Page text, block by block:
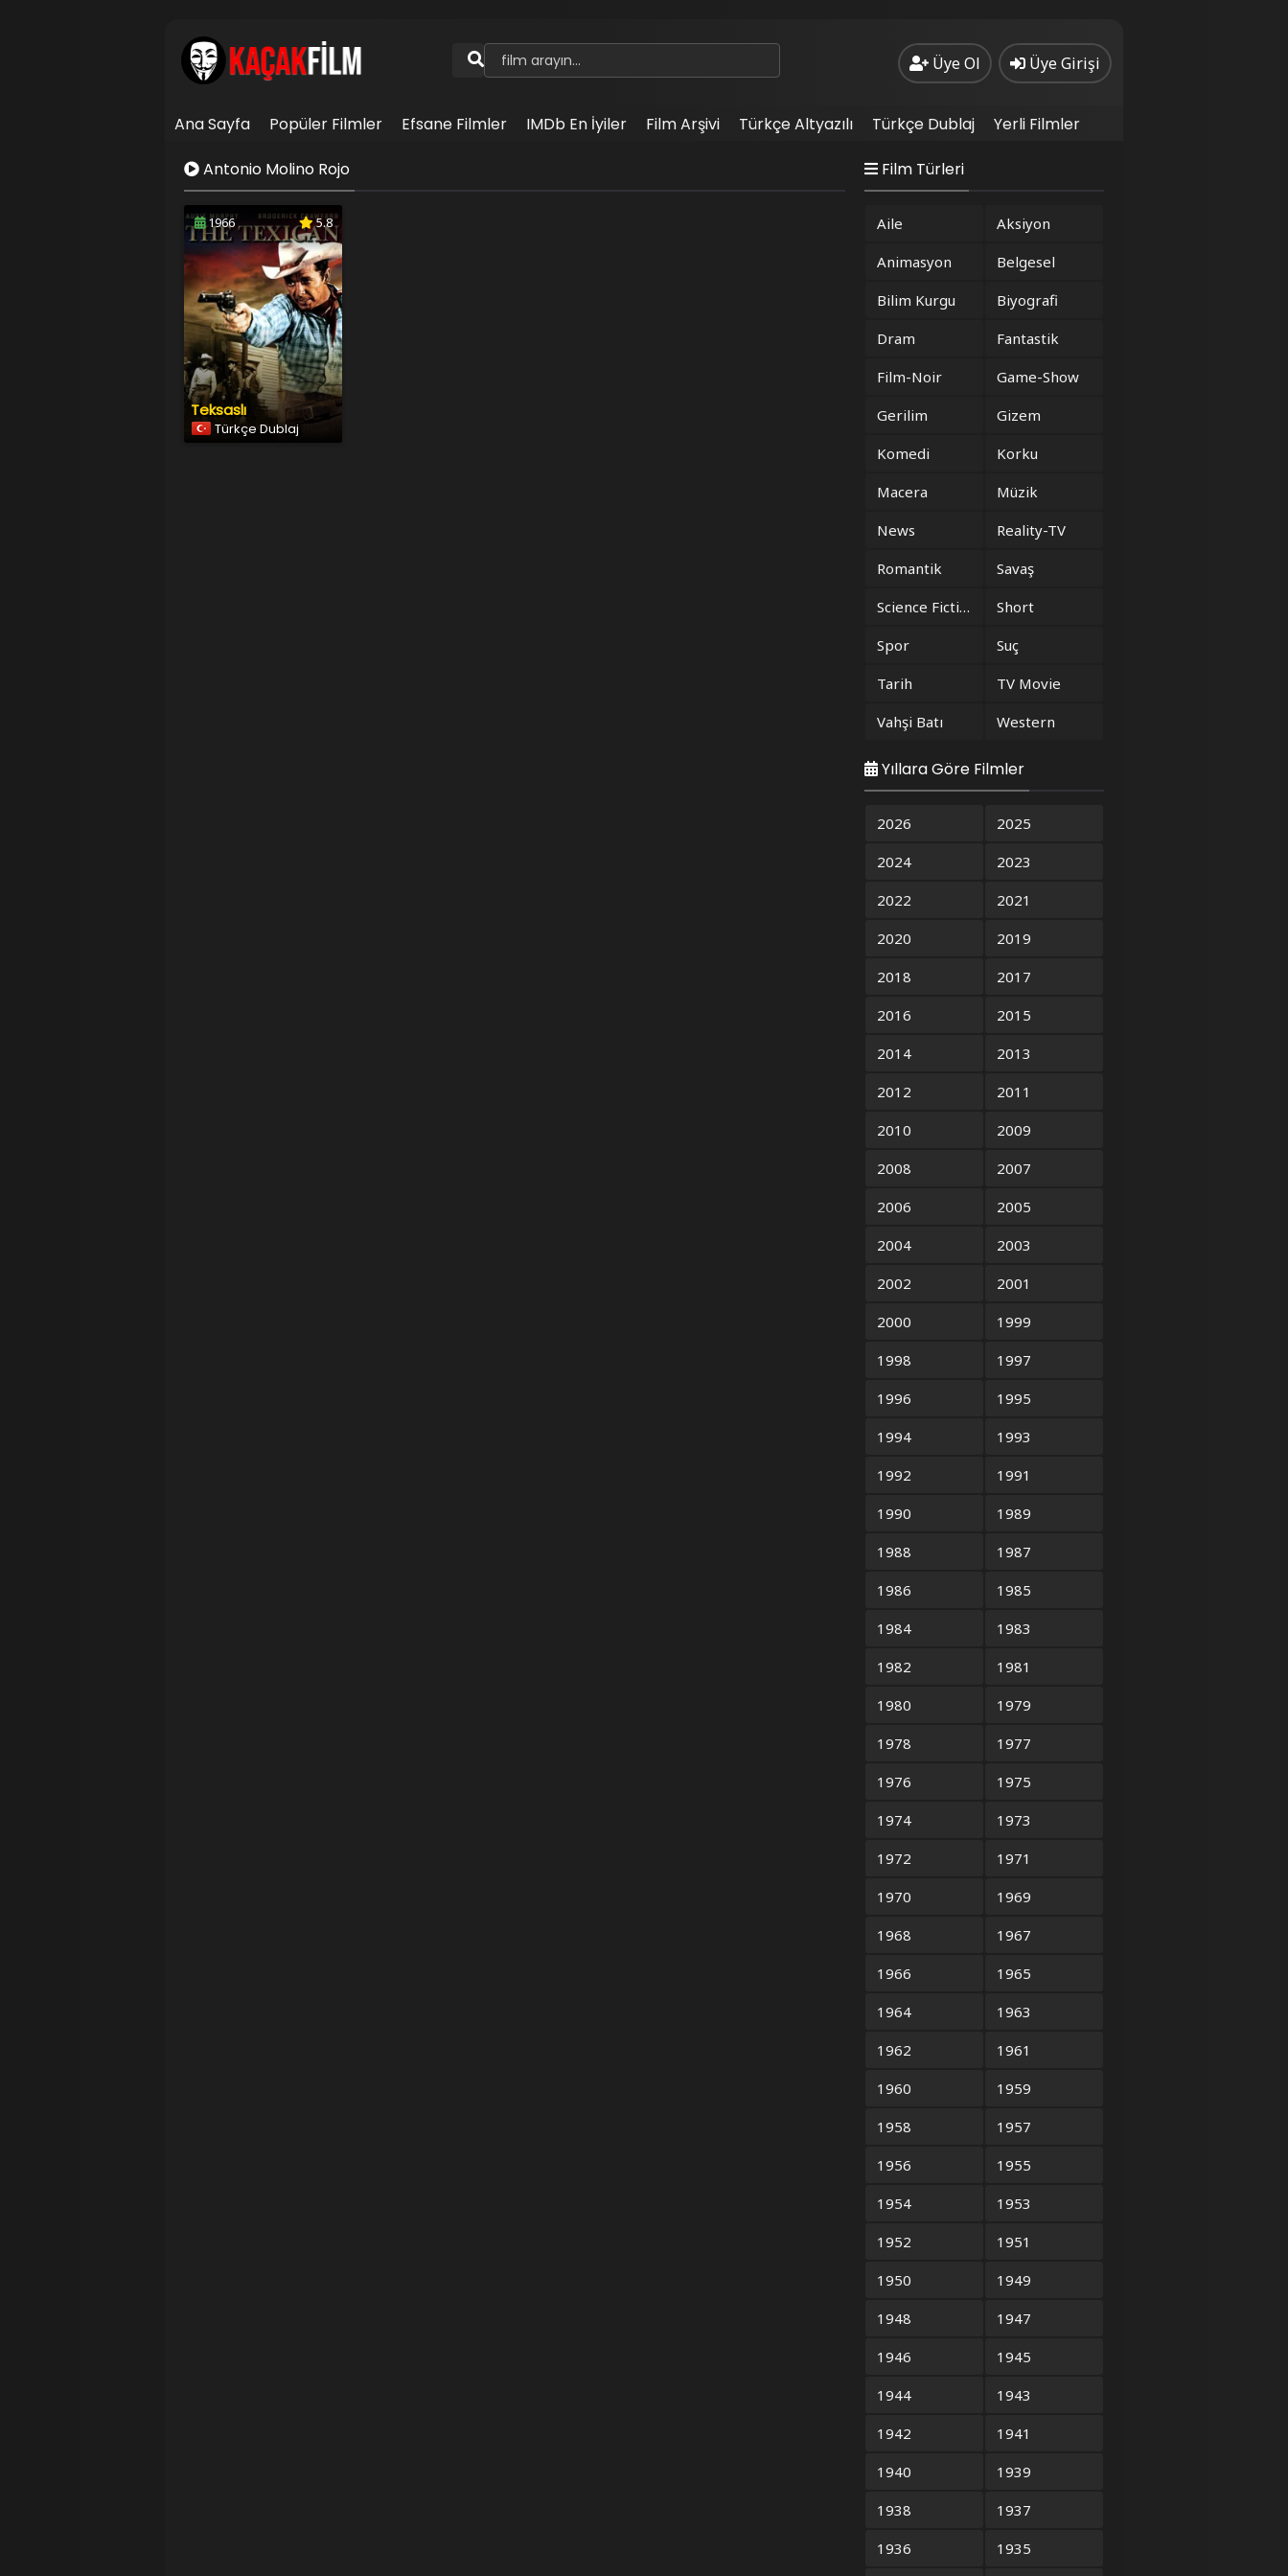
Üye Ol Üye Girişi
Ana Sayfa Popüler Filmler Efsane Filmler IMDb En İyiler Film Arşivi Türkçe Altyazılı Türkçe Dublaj
Yerli Filmler
İletişim
Antonio Molino Rojo
1966 5.8
Teksaslı
Türkçe Dublaj
Film Türleri
Aile
Aksiyon
Animasyon
Belgesel
Bilim Kurgu
Biyografi
Dram
Fantastik
Film-Noir
Game-Show
Gerilim
Gizem
Komedi
Korku
Macera
Müzik
News
Reality-TV
Romantik
Savaş
Science Fiction
Short
Spor
Suç
Tarih
TV Movie
Vahşi Batı
Western
Yıllara Göre Filmler
2026
2025
2024
2023
2022
2021
2020
2019
2018
2017
2016
2015
2014
2013
2012
2011
2010
2009
2008
2007
2006
2005
2004
2003
2002
2001
2000
1999
1998
1997
1996
1995
1994
1993
1992
1991
1990
1989
1988
1987
1986
1985
1984
1983
1982
1981
1980
1979
1978
1977
1976
1975
1974
1973
1972
1971
1970
1969
1968
1967
1966
1965
1964
1963
1962
1961
1960
1959
1958
1957
1956
1955
1954
1953
1952
1951
1950
1949
1948
1947
1946
1945
1944
1943
1942
1941
1940
1939
1938
1937
1936
1935